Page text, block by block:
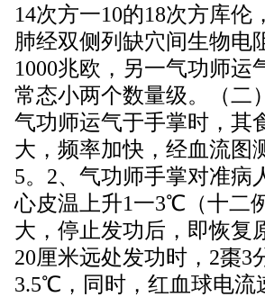
14次方一10的18次方库
肺经双侧列缺穴间生物电
1000兆欧，另一气功师
常态小两个数量级。（二
气功师运气于手掌时，其
大，频率加快，经血流图
5。2、气功师手掌对准病
心皮温上升1一3℃（十二
大，停止发功后，即恢复
20厘米远处发功时，2棗3
3.5℃，同时，红血球电流